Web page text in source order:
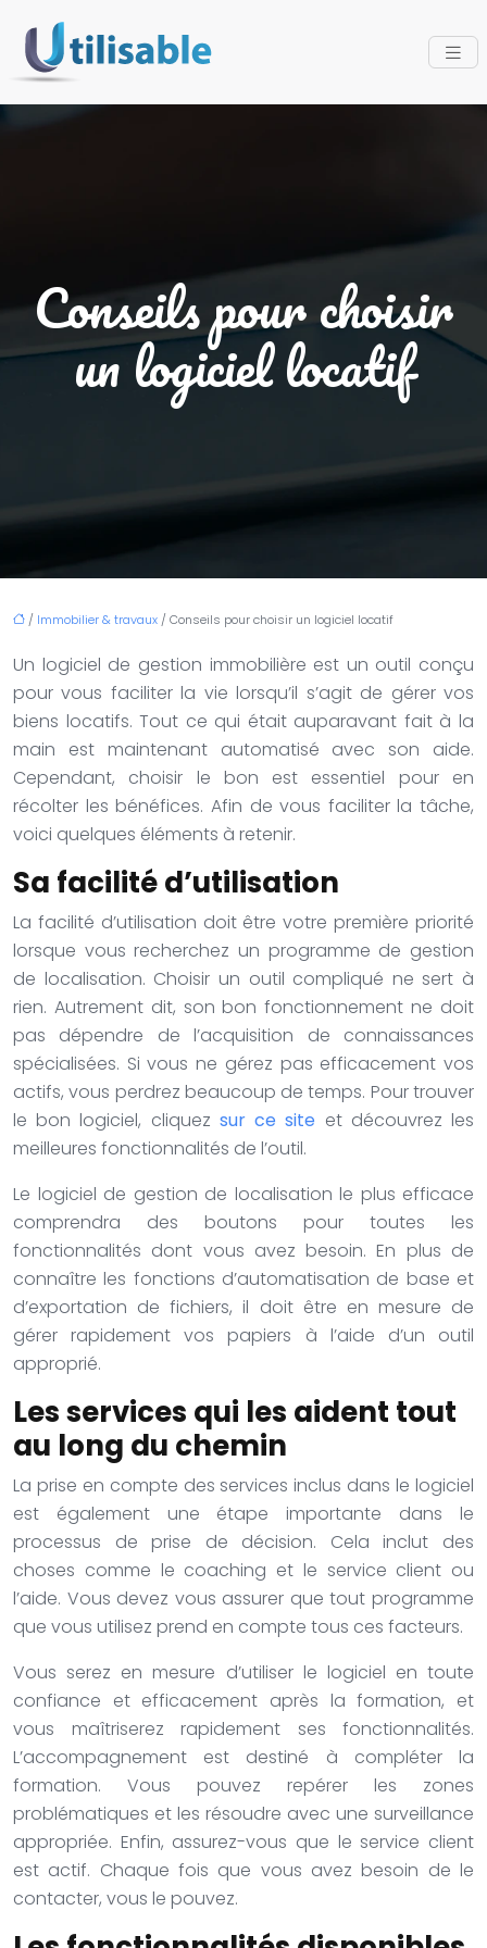
Conseils pour choisir
un logiciel locatif
/ Immobilier & travaux / Conseils pour choisir un logiciel locatif
Un logiciel de gestion immobilière est un outil conçu
pour vous faciliter la vie lorsqu’il s’agit de gérer vos
biens locatifs. Tout ce qui était auparavant fait à la
main est maintenant automatisé avec son aide.
Cependant, choisir le bon est essentiel pour en
récolter les bénéfices. Afin de vous faciliter la tâche,
voici quelques éléments à retenir.
Sa facilité d’utilisation
La facilité d’utilisation doit être votre première priorité
lorsque vous recherchez un programme de gestion
de localisation. Choisir un outil compliqué ne sert à
rien. Autrement dit, son bon fonctionnement ne doit
pas dépendre de l’acquisition de connaissances
spécialisées. Si vous ne gérez pas efficacement vos
actifs, vous perdrez beaucoup de temps. Pour trouver
le bon logiciel, cliquez sur ce site et découvrez les
meilleures fonctionnalités de l’outil.
Le logiciel de gestion de localisation le plus efficace
comprendra des boutons pour toutes les
fonctionnalités dont vous avez besoin. En plus de
connaître les fonctions d’automatisation de base et
d’exportation de fichiers, il doit être en mesure de
gérer rapidement vos papiers à l’aide d’un outil
approprié.
Les services qui les aident tout
au long du chemin
La prise en compte des services inclus dans le logiciel
est également une étape importante dans le
processus de prise de décision. Cela inclut des
choses comme le coaching et le service client ou
l’aide. Vous devez vous assurer que tout programme
que vous utilisez prend en compte tous ces facteurs.
Vous serez en mesure d’utiliser le logiciel en toute
confiance et efficacement après la formation, et
vous maîtriserez rapidement ses fonctionnalités.
L’accompagnement est destiné à compléter la
formation. Vous pouvez repérer les zones
problématiques et les résoudre avec une surveillance
appropriée. Enfin, assurez-vous que le service client
est actif. Chaque fois que vous avez besoin de le
contacter, vous le pouvez.